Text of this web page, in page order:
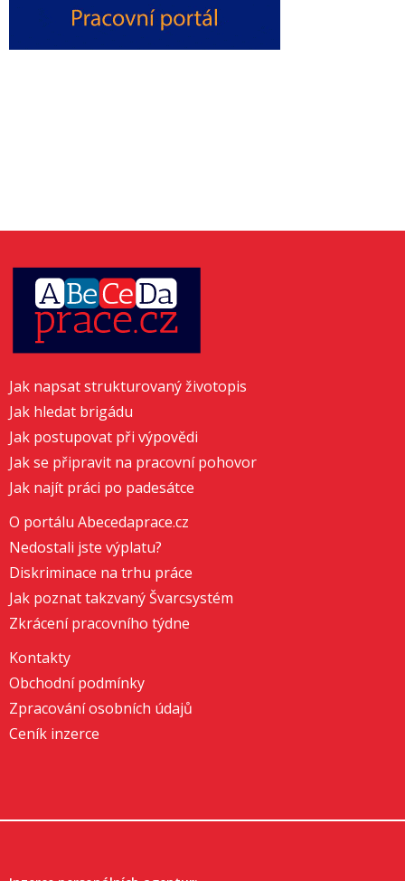
Jak napsat strukturovaný životopis
Jak hledat brigádu
Jak postupovat při výpovědi
Jak se připravit na pracovní pohovor
Jak najít práci po padesátce
O portálu Abecedaprace.cz
Nedostali jste výplatu?
Diskriminace na trhu práce
Jak poznat takzvaný Švarcsystém
Zkrácení pracovního týdne
Kontakty
Obchodní podmínky
Zpracování osobních údajů
Ceník inzerce